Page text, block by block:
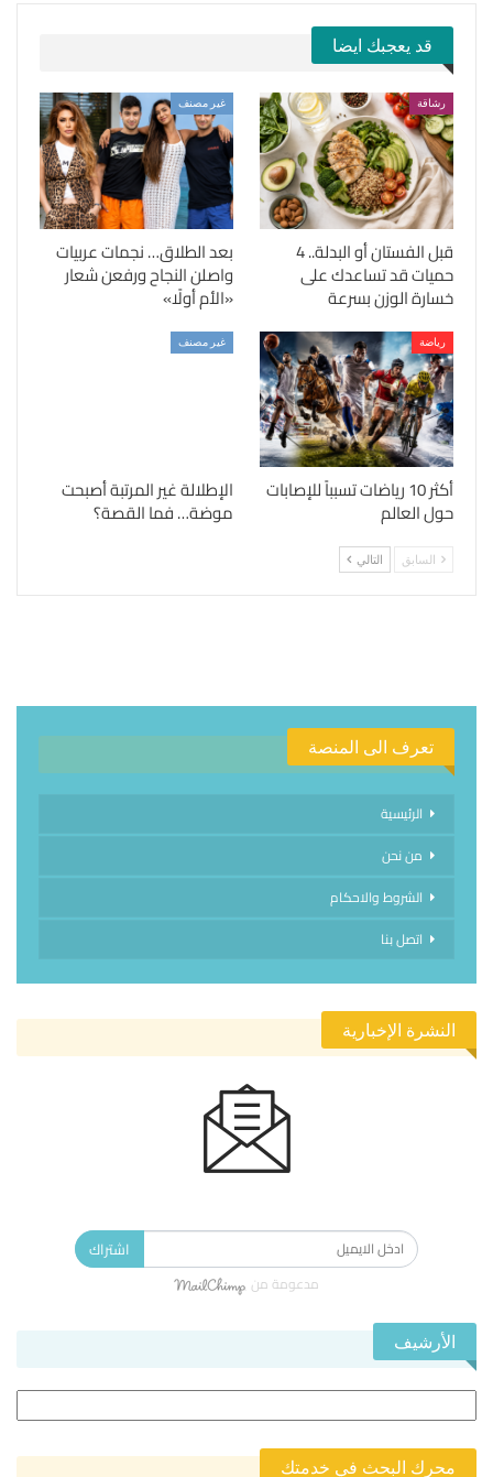
قد يعجبك ايضا
رشاقة
قبل الفستان أو البدلة.. 4
حميات قد تساعدك على
خسارة الوزن بسرعة
غير مصنف
بعد الطلاق… نجمات عربيات
واصلن النجاح ورفعن شعار
«الأم أولًا»
رياضة
أكثر 10 رياضات تسبباً للإصابات
حول العالم
غير مصنف
الإطلالة غير المرتبة أصبحت
موضة… فما القصة؟
السابق التالي
تعرف الى المنصة
الرئيسية
من نحن
الشروط والاحكام
اتصل بنا
النشرة الإخبارية
اشتراك
مدعومة من
الأرشيف
محرك البحث في خدمتك